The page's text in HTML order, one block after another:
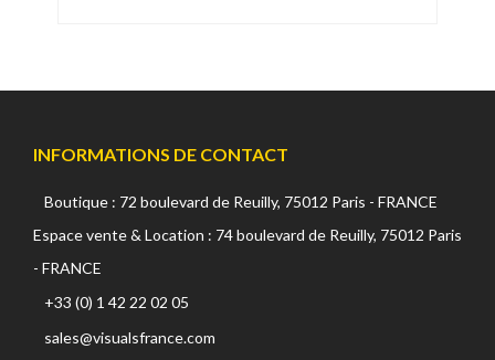
INFORMATIONS DE CONTACT
Boutique : 72 boulevard de Reuilly, 75012 Paris - FRANCE
Espace vente & Location : 74 boulevard de Reuilly, 75012 Paris
- FRANCE
+33 (0) 1 42 22 02 05
sales@visualsfrance.com